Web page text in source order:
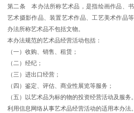
第二条 本办法所称艺术品，是指绘画作品、书
艺术摄影作品、装置艺术作品、工艺美术作品
办法所称艺术品不包括文物。
本办法规范的艺术品经营活动包括：
（一）收购、销售、租赁；
（二）经纪；
（三）进出口经营；
（四）鉴定、评估、商业性展览等服务；
（五）以艺术品为标的物的投资经营活动及服务。
利用信息网络从事艺术品经营活动的适用本办法。